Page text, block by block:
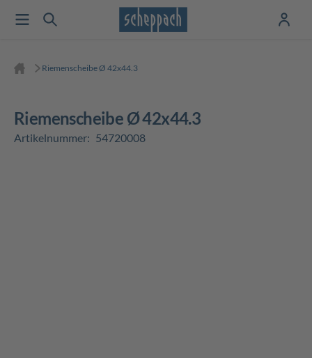
Riemenscheibe Ø 42x44.3
Riemenscheibe Ø 42x44.3
Artikelnummer: 54720008